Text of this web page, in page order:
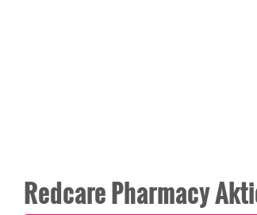
Redcare Pharmacy